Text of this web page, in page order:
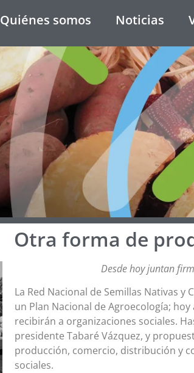
Quiénes somos Noticias
Otra forma de
Desde hoy juntan
La Red Nacional de Semillas Nativas
un Plan Nacional de Agroecología;
recibirán a organizaciones sociales.
presidente Tabaré Vázquez, y
producción, comercio, distribución y
sociales.